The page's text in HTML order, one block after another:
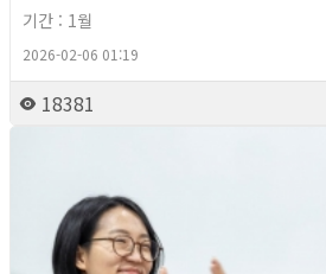
기간 : 1월
2026-02-06 01:19
18381